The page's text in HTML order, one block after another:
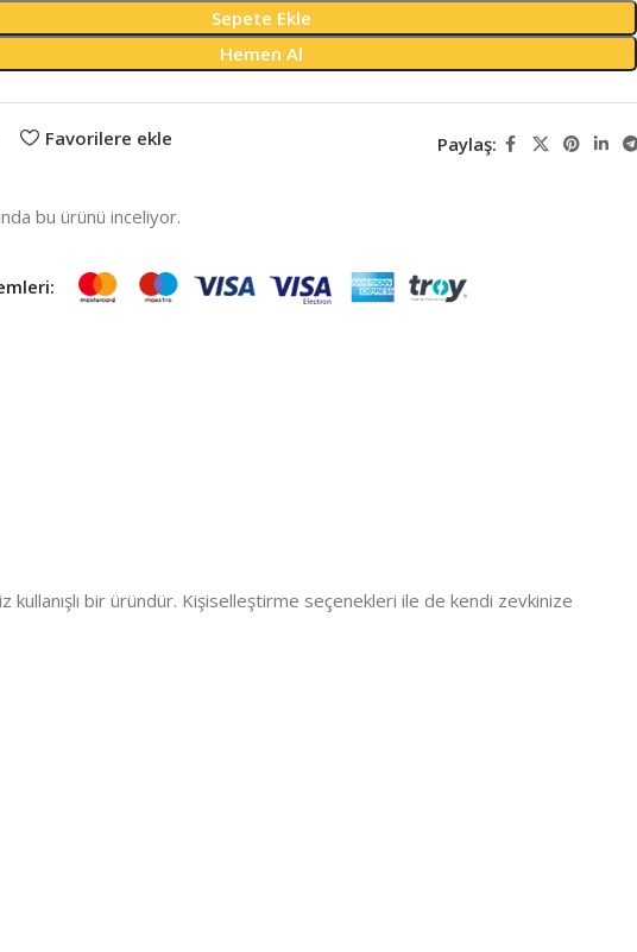
Sepete Ekle
Hemen Al
Favorilere ekle Paylaş:
bu ürünü inceliyor.
kullanışlı bir üründür. Kişiselleştirme seçenekleri ile de kendi zevkinize